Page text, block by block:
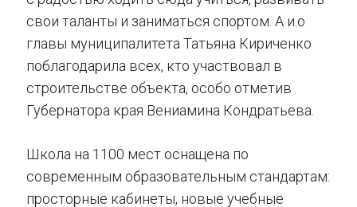
свои таланты и заниматься спортом. А и.о
главы муниципалитета Татьяна Кириченко
поблагодарила всех, кто участвовал в
строительстве объекта, особо отметив
Губернатора края Вениамина Кондратьева.
Школа на 1100 мест оснащена по
современным образовательным стандартам:
просторные кабинеты, новые учебные